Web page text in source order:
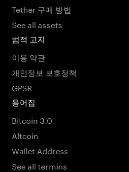
Tether 구매 방법
See all assets
법적 고지
이용 약관
개인정보 보호정책
GPSR
용어집
Bitcoin 3.0
Altcoin
Wallet Address
See all termins